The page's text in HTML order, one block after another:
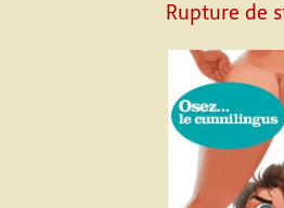
Rupture de